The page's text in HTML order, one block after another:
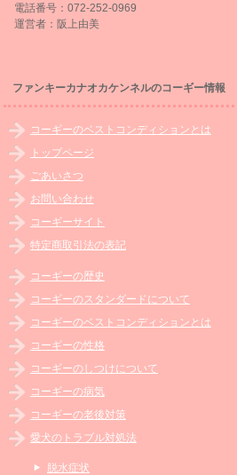
電話番号：072-252-0969
運営者：阪上由美
ファンキーカナオカケンネルのコーギー情報
コーギーのベストコンディションとは
トップページ
ごあいさつ
お問い合わせ
コーギーサイト
特定商取引法の表記
コーギーの歴史
コーギーのスタンダードについて
コーギーのベストコンディションとは
コーギーの性格
コーギーのしつけについて
コーギーの病気
コーギーの老後対策
愛犬のトラブル対処法
脱水症状